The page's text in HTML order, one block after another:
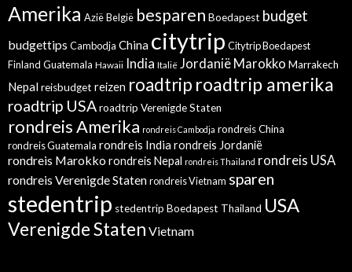
Amerika AziëBelgië besparen Boedapest budget
budgettips Cambodja China citytrip Citytrip Boedapest
Finland Guatemala Hawaii India Italië Jordanië Marokko Marrakech
Nepalreisbudget reizen roadtrip roadtrip amerika
roadtrip USAroadtrip Verenigde Staten
rondreis Amerika rondreis Cambodja rondreis China
rondreis Guatemala rondreis Indiarondreis Jordanië
rondreis Marokkorondreis Nepal rondreis Thailand rondreis USA
rondreis Verenigde Statenrondreis Vietnam sparen
stedentrip stedentrip Boedapest Thailand USA
Verenigde Staten Vietnam